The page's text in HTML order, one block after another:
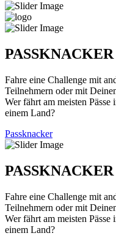
PASSKNACKER
Fahre eine Challenge mit
Teilnehmern oder mit
Wer fährt am meisten Pässe
einem Land?
Passknacker
PASSKNACKER
Fahre eine Challenge mit
Teilnehmern oder mit
Wer fährt am meisten Pässe
einem Land?